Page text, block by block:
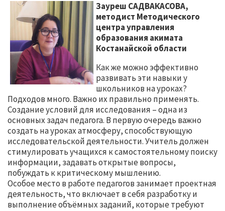
Зауреш САДВАКАСОВА,
методист Методического
центра управления
образования акимата
Костанайской области
Как же можно эффективно
развивать эти навыки у
школьников на уроках?
Подходов много. Важно их правильно применять.
Создание условий для исследования – одна из
основных задач педагога. В первую очередь важно
создать на уроках атмосферу, способствующую
исследовательской деятельности. Учитель должен
стимулировать учащихся к самостоятельному поиску
информации, задавать открытые вопросы,
побуждать к критическому мышлению.
Особое место в работе педагогов занимает проектная
деятельность, что включает в себя разработку и
выполнение объёмных заданий, которые требуют